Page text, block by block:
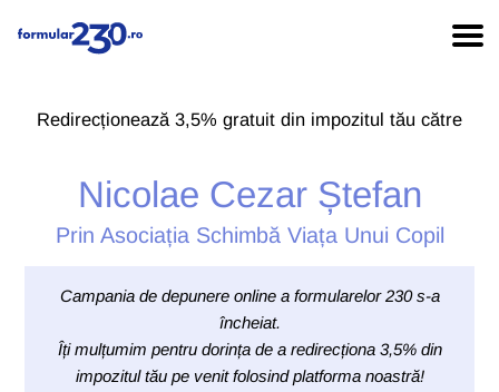
Redirecționează 3,5% gratuit din impozitul tău către
Nicolae Cezar Ștefan
Prin Asociația Schimbă Viața Unui Copil
Campania de depunere online a formularelor 230 s-a
încheiat.
Îți mulțumim pentru dorința de a redirecționa 3,5% din
impozitul tău pe venit folosind platforma noastră!